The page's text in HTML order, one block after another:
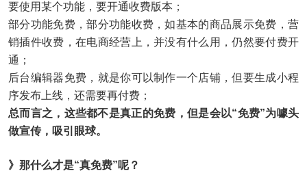
要使用某个功能，要开通收费版本；
部分功能免费，部分功能收费，如基本的商品展示免费，营
销插件收费，在电商经营上，并没有什么用，仍然要付费开
通；
后台编辑器免费，就是你可以制作一个店铺，但要生成小程
序发布上线，还需要再付费；
总而言之，这些都不是真正的免费，但是会以“免费”为噱头
做宣传，吸引眼球。
》那什么才是“真免费”呢？